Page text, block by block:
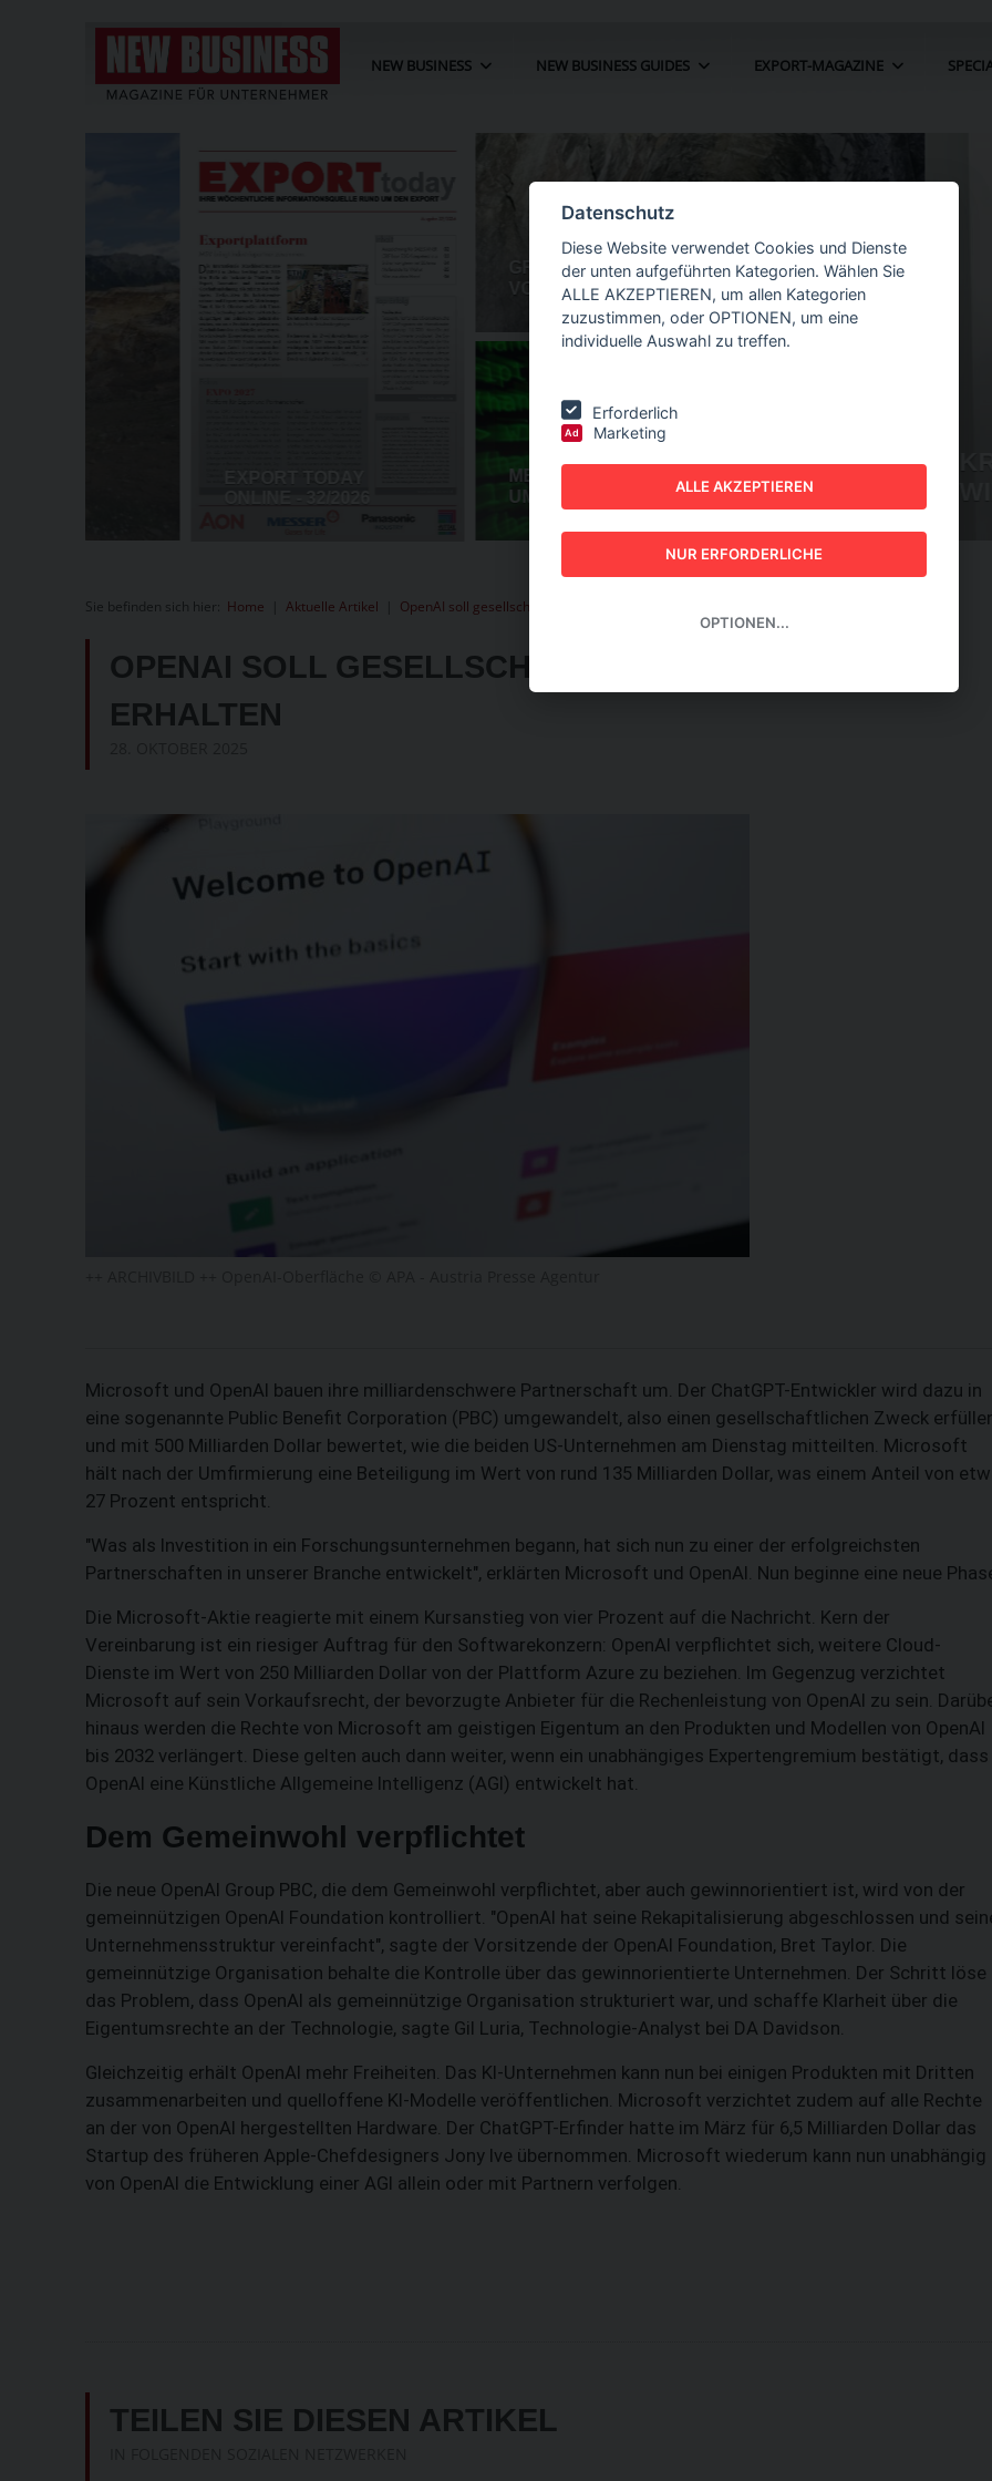
NEW BUSINESS NEW BUSINESS GUIDES EXPORT-MAGAZINE
KRIZ-ZWITTKOVITS ALS CHEFIN DER
WIENER WK ANGELOBT
GUIDES - AUTOMATION
GUIDE 2026
Sie befinden sich hier: Home Aktuelle Artikel OpenAI soll gesellschaftlichen Zweck erhalten
OPENAI SOLL GESELLSCHAFTLICHEN ZWECK
ERHALTEN
Microsoft und OpenAI bauen ihre milliardenschwere Partnerschaft um. Der ChatGPT-Entwickler wird dazu in
eine sogenannte Public Benefit Corporation (PBC) umgewandelt, also einen gesellschaftlichen Zweck
und mit 500 Milliarden Dollar bewertet, wie die beiden US-Unternehmen am Dienstag mitteilten. Microsoft
hält nach der Umfirmierung eine Beteiligung im Wert von rund 135 Milliarden Dollar, was einem Anteil von
27 Prozent entspricht.
"Was als Investition in ein Forschungsunternehmen begann, hat sich nun zu einer der erfolgreichsten
Partnerschaften in unserer Branche entwickelt", erklärten Microsoft und OpenAI. Nun beginne eine neue
Die Microsoft-Aktie reagierte mit einem Kursanstieg von vier Prozent auf die Nachricht. Kern der
Vereinbarung ist ein riesiger Auftrag für den Softwarekonzern: OpenAI verpflichtet sich, weitere Cloud-
Dienste im Wert von 250 Milliarden Dollar von der Plattform Azure zu beziehen. Im Gegenzug verzichtet
Microsoft auf sein Vorkaufsrecht, der bevorzugte Anbieter für die Rechenleistung von OpenAI zu sein.
hinaus werden die Rechte von Microsoft am geistigen Eigentum an den Produkten und Modellen von OpenAI
bis 2032 verlängert. Diese gelten auch dann weiter, wenn ein unabhängiges Expertengremium bestätigt, dass
OpenAI eine Künstliche Allgemeine Intelligenz (AGI) entwickelt hat.
Dem Gemeinwohl verpflichtet
Die neue OpenAI Group PBC, die dem Gemeinwohl verpflichtet, aber auch gewinnorientiert ist, wird von der
gemeinnützigen OpenAI Foundation kontrolliert. "OpenAI hat seine Rekapitalisierung abgeschlossen und
Unternehmensstruktur vereinfacht", sagte der Vorsitzende der OpenAI Foundation, Bret Taylor. Die
gemeinnützige Organisation behalte die Kontrolle über das gewinnorientierte Unternehmen. Der Schritt löse
das Problem, dass OpenAI als gemeinnützige Organisation strukturiert war, und schaffe Klarheit über die
Eigentumsrechte an der Technologie, sagte Gil Luria, Technologie-Analyst bei DA Davidson.
Gleichzeitig erhält OpenAI mehr Freiheiten. Das KI-Unternehmen kann nun bei einigen Produkten mit Dritten
zusammenarbeiten und quelloffene KI-Modelle veröffentlichen. Microsoft verzichtet zudem auf alle Rechte
an der von OpenAI hergestellten Hardware. Der ChatGPT-Erfinder hatte im März für 6,5 Milliarden Dollar das
Startup des früheren Apple-Chefdesigners Jony Ive übernommen. Microsoft wiederum kann nun unabhängig
von OpenAI die Entwicklung einer AGI allein oder mit Partnern verfolgen.
TEILEN SIE DIESEN ARTIKEL
SUCHEN
Datenschutz
Diese Website verwendet Cookies und Dienste
der unten aufgeführten Kategorien. Wählen Sie
ALLE AKZEPTIEREN, um allen Kategorien
zuzustimmen, oder OPTIONEN, um eine
individuelle Auswahl zu treffen.
Erforderlich
Ad Marketing
ALLE AKZEPTIEREN
NUR ERFORDERLICHE
OPTIONEN...